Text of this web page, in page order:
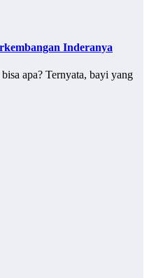
Inderanya
apa? Ternyata, bayi yang